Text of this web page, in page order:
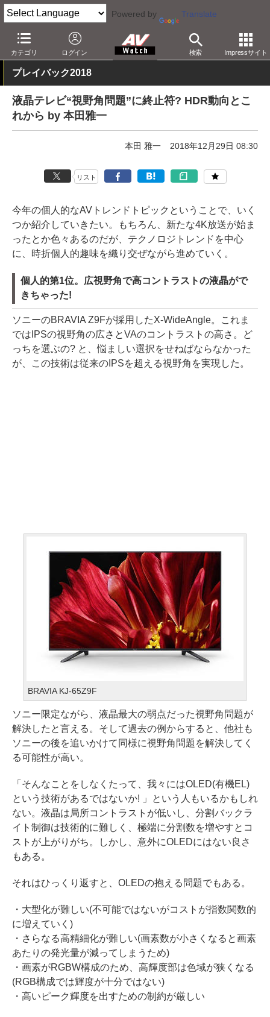
Powered by Translate
カテゴリ ログイン 検索 Impressサイト
AV Watch 製品 テレビ 4K
プレイバック2018
液晶テレビ“視野角問題”に終止符? HDR動向とこ
れから by 本田雅一
本田 雅一 2018年12月29日 08:30
リスト
今年の個人的なAVトレンドトピックということで、いく
つか紹介していきたい。もちろん、新たな4K放送が始ま
ったとか色々あるのだが、テクノロジトレンドを中心
に、時折個人的趣味を織り交ぜながら進めていく。
個人的第1位。広視野角で高コントラストの液晶がで
きちゃった!
ソニーのBRAVIA Z9Fが採用したX-WideAngle。これま
ではIPSの視野角の広さとVAのコントラストの高さ。ど
っちを選ぶの? と、悩ましい選択をせねばならなかった
が、この技術は従来のIPSを超える視野角を実現した。
BRAVIA KJ-65Z9F
ソニー限定ながら、液晶最大の弱点だった視野角問題が
解決したと言える。そして過去の例からすると、他社も
ソニーの後を追いかけて同様に視野角問題を解決してく
る可能性が高い。
「そんなことをしなくたって、我々にはOLED(有機EL)
という技術があるではないか! 」という人もいるかもしれ
ない。液晶は局所コントラストが低いし、分割バックラ
イト制御は技術的に難しく、極端に分割数を増やすとコ
ストが上がりがち。しかし、意外にOLEDにはない良さ
もある。
それはひっくり返すと、OLEDの抱える問題でもある。
・大型化が難しい(不可能ではないがコストが指数関数的
に増えていく)
・さらなる高精細化が難しい(画素数が小さくなると画素
あたりの発光量が減ってしまうため)
・画素がRGBW構成のため、高輝度部は色域が狭くなる
(RGB構成では輝度が十分ではない)
・高いピーク輝度を出すための制約が厳しい